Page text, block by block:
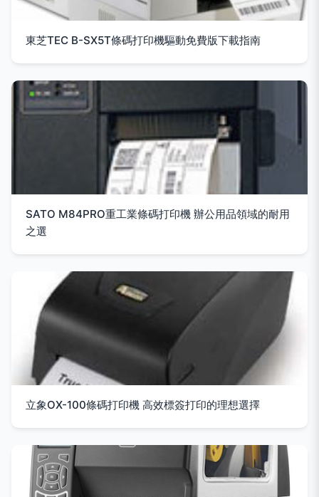
東芝TEC B-SX5T條碼打印機驅動免費版下載指南
SATO M84PRO重工業條碼打印機 辦公用品領域的耐用
之選
立象OX-100條碼打印機 高效標簽打印的理想選擇